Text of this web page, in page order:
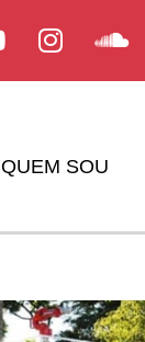
QUEM SOU